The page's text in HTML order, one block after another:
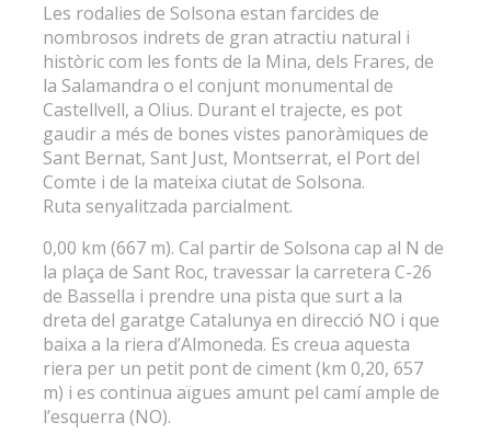
Les rodalies de Solsona estan farcides de
nombrosos indrets de gran atractiu natural i
històric com les fonts de la Mina, dels Frares, de
la Salamandra o el conjunt monumental de
Castellvell, a Olius. Durant el trajecte, es pot
gaudir a més de bones vistes panoràmiques de
Sant Bernat, Sant Just, Montserrat, el Port del
Comte i de la mateixa ciutat de Solsona.
Ruta senyalitzada parcialment.
0,00 km (667 m). Cal partir de Solsona cap al N de
la plaça de Sant Roc, travessar la carretera C-26
de Bassella i prendre una pista que surt a la
dreta del garatge Catalunya en direcció NO i que
baixa a la riera d’Almoneda. Es creua aquesta
riera per un petit pont de ciment (km 0,20, 657
m) i es continua aïgues amunt pel camí ample de
l’esquerra (NO).